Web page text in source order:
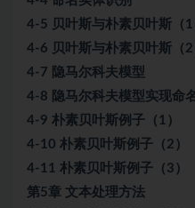
4-5 贝叶斯与朴素贝叶斯（1
4-6 贝叶斯与朴素贝叶斯（2
4-7 隐马尔科夫模型
4-8 隐马尔科夫模型实现命
4-9 朴素贝叶斯例子（1）
4-10 朴素贝叶斯例子（2）
4-11 朴素贝叶斯例子（3）
第5章 文本处理方法